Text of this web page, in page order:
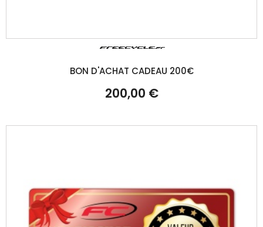
BON D'ACHAT CADEAU 200€
200,00 €